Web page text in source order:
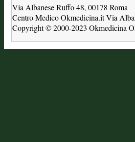
Via Albanese Ruffo 48, 00178 Roma
Centro Medico Okmedicina.it Via
Copyright © 2000-2023 Okmedicina